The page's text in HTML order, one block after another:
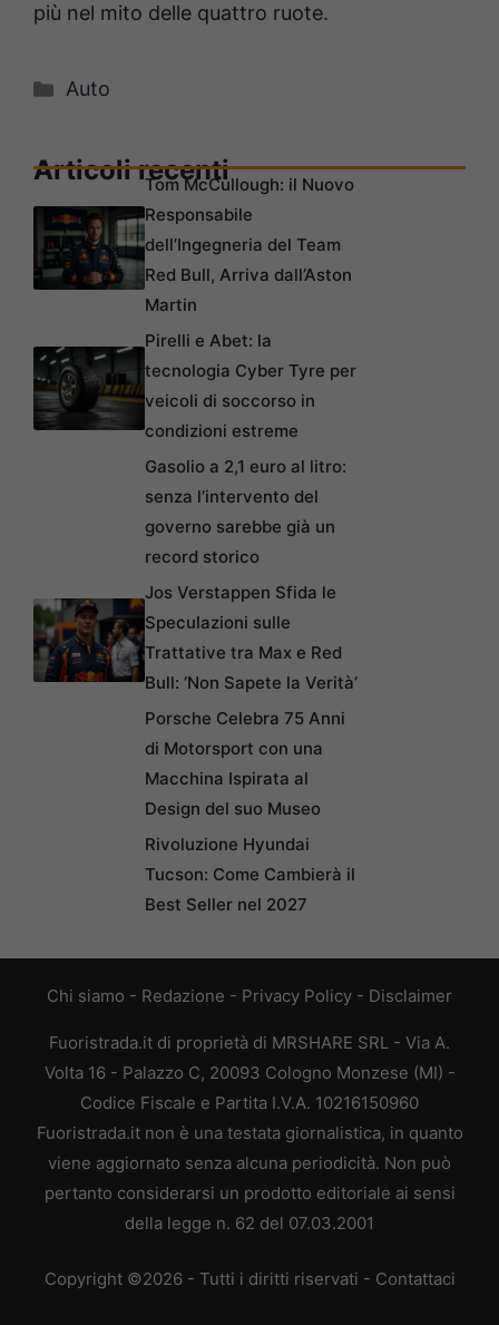
più nel mito delle quattro ruote.
Categorie
Auto
Articoli recentiTom McCullough: il Nuovo
Responsabile
dell’Ingegneria del Team
Red Bull, Arriva dall’Aston
Martin
Pirelli e Abet: la
tecnologia Cyber Tyre per
veicoli di soccorso in
condizioni estreme
Gasolio a 2,1 euro al litro:
senza l’intervento del
governo sarebbe già un
record storico
Jos Verstappen Sfida le
Speculazioni sulle
Trattative tra Max e Red
Bull: ‘Non Sapete la Verità’
Porsche Celebra 75 Anni
di Motorsport con una
Macchina Ispirata al
Design del suo Museo
Rivoluzione Hyundai
Tucson: Come Cambierà il
Best Seller nel 2027
Chi siamo - Redazione - Privacy Policy - Disclaimer
Fuoristrada.it di proprietà di MRSHARE SRL - Via A.
Volta 16 - Palazzo C, 20093 Cologno Monzese (MI) -
Codice Fiscale e Partita I.V.A. 10216150960
Fuoristrada.it non è una testata giornalistica, in quanto
viene aggiornato senza alcuna periodicità. Non può
pertanto considerarsi un prodotto editoriale ai sensi
della legge n. 62 del 07.03.2001
Copyright ©2026 - Tutti i diritti riservati - Contattaci